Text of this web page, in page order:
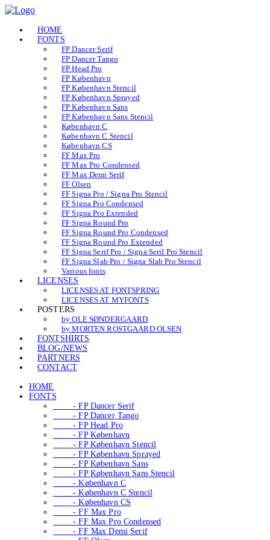
HOME
FONTS
FP Dancer Serif
FP Dancer Tango
FP Head Pro
FP København
FP København Stencil
FP København Sprayed
FP København Sans
FP København Sans Stencil
København C
København C Stencil
København CS
FF Max Pro
FF Max Pro Condensed
FF Max Demi Serif
FF Olsen
FF Signa Pro / Signa Pro Stencil
FF Signa Pro Condensed
FF Signa Pro Extended
FF Signa Round Pro
FF Signa Round Pro Condensed
FF Signa Round Pro Extended
FF Signa Serif Pro / Signa Serif Pro Stencil
FF Signa Slab Pro / Signa Slab Pro Stencil
Various fonts
LICENSES
LICENSES AT FONTSPRING
LICENSES AT MYFONTS
POSTERS
by OLE SØNDERGAARD
by MORTEN ROSTGAARD OLSEN
FONTSHIRTS
BLOG/NEWS
PARTNERS
CONTACT
HOME
FONTS
- FP Dancer Serif
- FP Dancer Tango
- FP Head Pro
- FP København
- FP København Stencil
- FP København Sprayed
- FP København Sans
- FP København Sans Stencil
- København C
- København C Stencil
- København CS
- FF Max Pro
- FF Max Pro Condensed
- FF Max Demi Serif